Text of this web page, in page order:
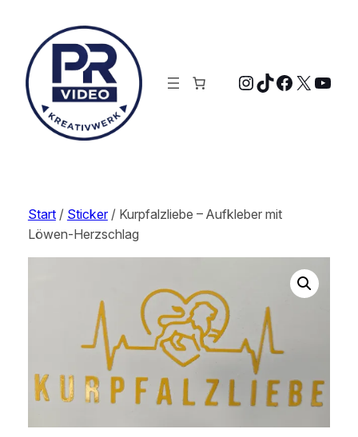
springen
Instagram
TikTok
X
Start/ Sticker/ Kurpfalzliebe – Aufkleber mit
Löwen-Herzschlag